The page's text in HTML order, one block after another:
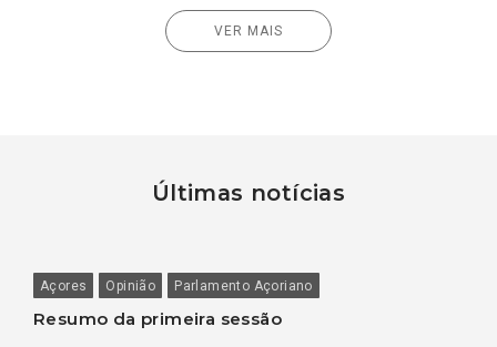
VER MAIS
Últimas notícias
Açores Opinião Parlamento Açoriano
Resumo da primeira sessão